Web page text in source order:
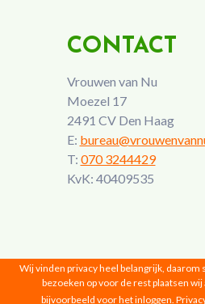
CONTACT
Vrouwen van Nu
Moezel 17
2491 CV Den Haag
E:
T: 070 3244429
KvK: 40409535
Vrouwen van Nu © 2026 |
Wij vinden privacy heel belangrijk, daarom
bezoeken op voor de rest plaatsen
bijvoorbeeld voor het inloggen.